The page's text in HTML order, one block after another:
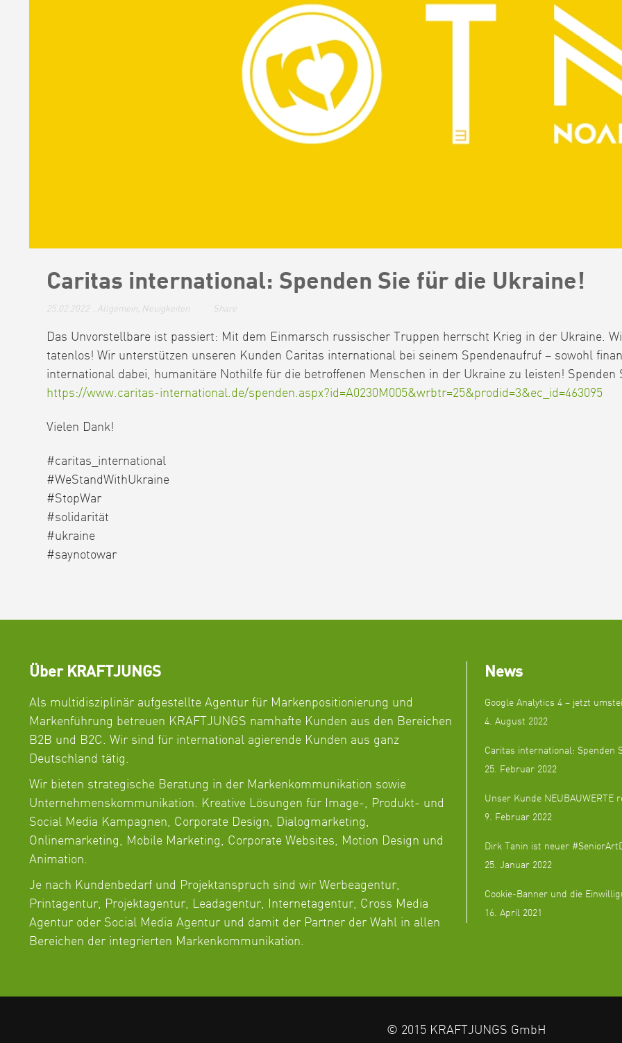
Caritas international: Spenden Sie für die Ukraine!
25.02.2022 , Allgemein, Neuigkeiten Share
Das Unvorstellbare ist passiert: Mit dem Einmarsch russischer Truppen herrscht Krieg in der Ukraine.
tatenlos! Wir unterstützen unseren Kunden Caritas international bei seinem Spendenaufruf – sowohl
international dabei, humanitäre Nothilfe für die betroffenen Menschen in der Ukraine zu leisten! Spenden
https://www.caritas-international.de/spenden.aspx?id=A0230M005&wrbtr=25&prodid=3&ec_id=463095
Vielen Dank!
#caritas_international
#WeStandWithUkraine
#StopWar
#solidarität
#ukraine
#saynotowar
Über KRAFTJUNGS
Als multidisziplinär aufgestellte Agentur für Markenpositionierung und
Markenführung betreuen KRAFTJUNGS namhafte Kunden aus den Bereichen
B2B und B2C. Wir sind für international agierende Kunden aus ganz
Deutschland tätig.
Wir bieten strategische Beratung in der Markenkommunikation sowie
Unternehmenskommunikation. Kreative Lösungen für Image-, Produkt- und
Social Media Kampagnen, Corporate Design, Dialogmarketing,
Onlinemarketing, Mobile Marketing, Corporate Websites, Motion Design und
Animation.
Je nach Kundenbedarf und Projektanspruch sind wir Werbeagentur,
Printagentur, Projektagentur, Leadagentur, Internetagentur, Cross Media
Agentur oder Social Media Agentur und damit der Partner der Wahl in allen
Bereichen der integrierten Markenkommunikation.
News
Google Analytics 4 – jetzt
4. August 2022
Caritas international: Spenden
25. Februar 2022
Unser Kunde
9. Februar 2022
Dirk Tanin ist neuer
25. Januar 2022
Cookie-Banner und die
16. April 2021
© 2015 KRAFTJUNGS GmbH